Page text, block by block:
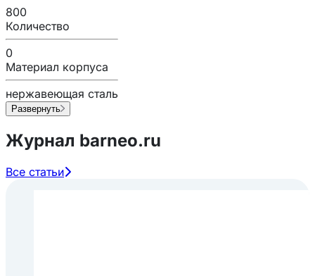
800
Количество
0
Материал корпуса
нержавеющая сталь
Развернуть
Журнал barneo.ru
Все статьи